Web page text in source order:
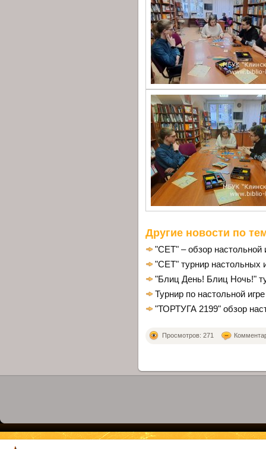
Другие новости по
"СЕТ" – обзор настольной
"СЕТ" турнир настольных
"Блиц День! Блиц Ночь!"
Турнир по настольной
"ТОРТУГА 2199" обзор
Просмотров: 271